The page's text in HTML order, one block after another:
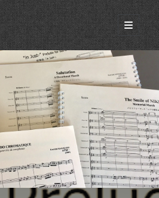
open
primary
menu
All rights reserved.